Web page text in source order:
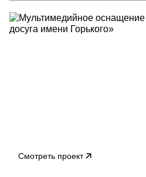
Смотреть проект